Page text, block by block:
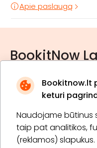
Bookitnow.lt
keturi
Naudojame būtinus
taip pat analitikos,
(reklamos) slapukus.
Apie paslaugą
BookitNow
* Susipažinau su